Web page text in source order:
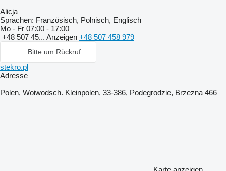
Alicja
Sprachen: Französisch, Polnisch, Englisch
Mo - Fr 07:00 - 17:00
+48 507 45... Anzeigen +48 507 458 979
Bitte um Rückruf
stekro.pl
Adresse
Polen, Woiwodsch. Kleinpolen, 33-386, Podegrodzie, Brzezna 466